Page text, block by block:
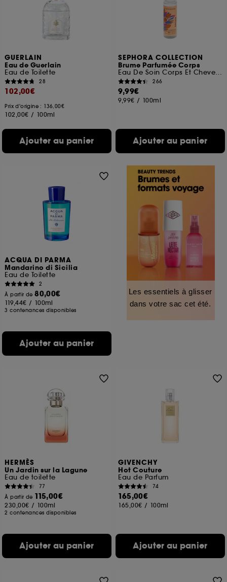
GUERLAIN
Eau de Guerlain
Eau de Toilette
28
102,00€
Prix d'origine : 136,00€
102,00€ / 100ml
Ajouter au panier
SEPHORA COLLECTION
Brume Parfumée Corps
Eau De Soin Corps Et Cheveux
266
9,99€
9,99€ / 100ml
Ajouter au panier
ACQUA DI PARMA
Mandarino di Sicilia
Eau de Toilette
2
À partir de80,00€
119,44€ / 100ml
3 contenances disponibles
Ajouter au panier
Les essentiels à glisser
dans votre sac cet été.
HERMÈS
Un Jardin sur la Lagune
Eau de toilette
77
À partir de 115,00€
230,00€ / 100ml
2 contenances disponibles
Ajouter au panier
GIVENCHY
Hot Couture
Eau de Parfum
74
165,00€
165,00€ / 100ml
Ajouter au panier